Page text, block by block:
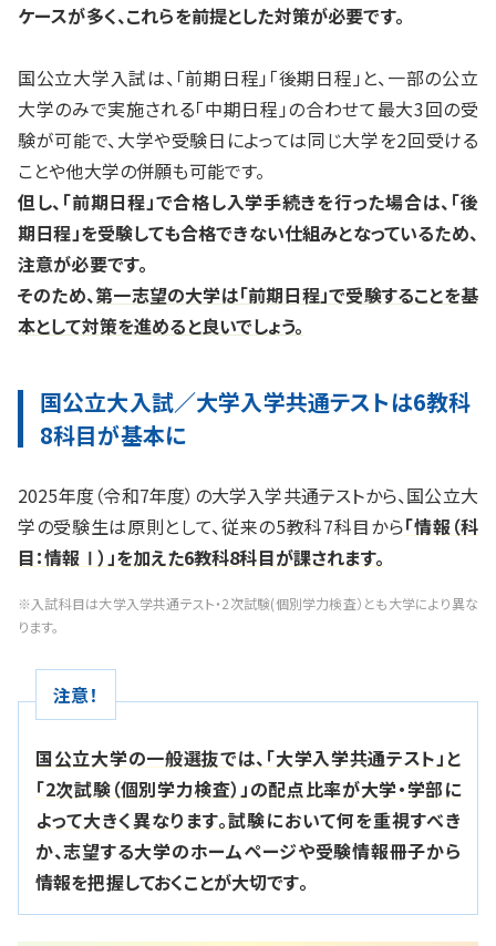
ケースが多く、これらを前提とした対策が必要です。
国公立大学入試は、「前期日程」「後期日程」と、一部の公立
大学のみで実施される「中期日程」の合わせて最大3回の受
験が可能で、大学や受験日によっては同じ大学を2回受ける
ことや他大学の併願も可能です。
但し、「前期日程」で合格し入学手続きを行った場合は、「後
期日程」を受験しても合格できない仕組みとなっているため、
注意が必要です。
そのため、第一志望の大学は「前期日程」で受験することを基
本として対策を進めると良いでしょう。
国公立大入試／大学入学共通テストは6教科
8科目が基本に
2025年度（令和7年度）の大学入学共通テストから、国公立大
学の受験生は原則として、従来の5教科7科目から「情報（科
目：情報Ⅰ）」を加えた6教科8科目が課されます。
※入試科目は大学入学共通テスト・2次試験(個別学力検査）とも大学により異な
ります。
注意！
国公立大学の一般選抜では、「大学入学共通テスト」と
「2次試験（個別学力検査）」の配点比率が大学・学部に
よって大きく異なります。試験において何を重視すべき
か、志望する大学のホームページや受験情報冊子から
情報を把握しておくことが大切です。